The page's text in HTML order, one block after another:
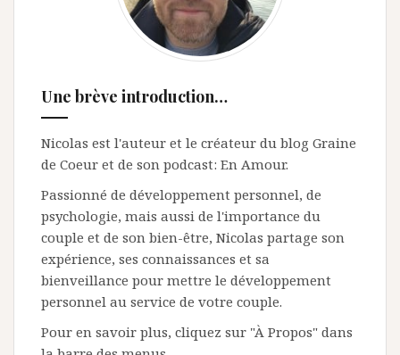
Une brève introduction…
Nicolas est l'auteur et le créateur du blog Graine
de Coeur et de son podcast: En Amour.
Passionné de développement personnel, de
psychologie, mais aussi de l'importance du
couple et de son bien-être, Nicolas partage son
expérience, ses connaissances et sa
bienveillance pour mettre le développement
personnel au service de votre couple.
Pour en savoir plus, cliquez sur "À Propos" dans